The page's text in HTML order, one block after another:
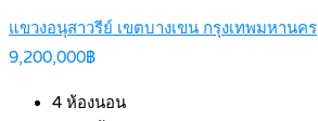
แขวงอนุสาวรีย์ เขตบางเขน กรุงเทพมหานคร
9,200,000฿
4 ห้องนอน